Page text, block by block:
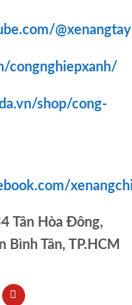
@xenangtay
congnghiepxanh/
shop/cong-
Tân Hòa Đông,
Bình Tân, TP.HCM